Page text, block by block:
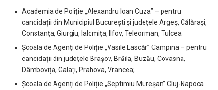
Academia de Poliție „Alexandru Ioan Cuza” – pentru
candidații din Municipiul București și județele Argeș, Călărași,
Constanța, Giurgiu, Ialomița, Ilfov, Teleorman, Tulcea;
Școala de Agenți de Poliție „Vasile Lascăr” Câmpina – pentru
candidații din județele Brașov, Brăila, Buzău, Covasna,
Dâmbovița, Galați, Prahova, Vrancea;
Școala de Agenți de Poliție „Septimiu Mureșan” Cluj-Napoca